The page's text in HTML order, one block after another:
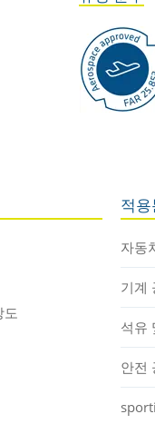
적용
자동
기계
석유
안전